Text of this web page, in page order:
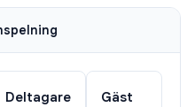
Deltagare
Gäst